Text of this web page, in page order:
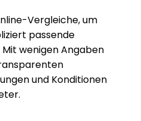
Vergleiche, um
passende
wenigen Angaben
und Konditionen